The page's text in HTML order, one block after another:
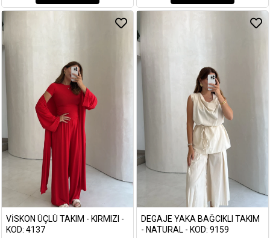
VISKON ÜÇLÜ TAKIM - KIRMIZI -
KOD: 4137
DEGAJE YAKA BAĞCIKLI TAKIM
- NATURAL - KOD: 9159